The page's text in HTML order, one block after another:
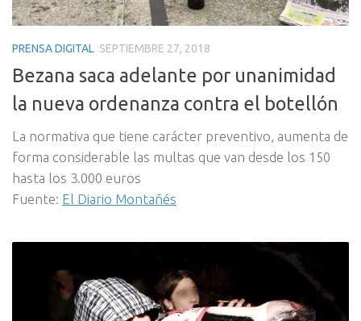
PRENSA DIGITAL SEPTIEMBRE 27, 2018
Bezana saca adelante por unanimidad
la nueva ordenanza contra el botellón
La normativa que tiene carácter preventivo, aumenta de
forma considerable las multas que van desde los 150
hasta los 3.000 euros
Fuente: El Diario Montañés